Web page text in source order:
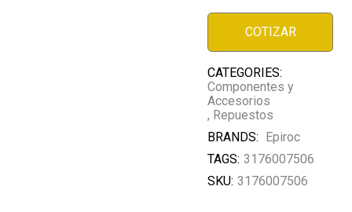
COTIZAR
CATEGORIES:
Componentes y
Accesorios
, Repuestos
BRANDS: Epiroc
TAGS: 3176007506
SKU: 3176007506